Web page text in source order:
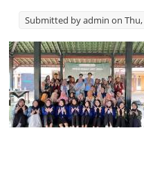
Submitted byadmin on Thu,